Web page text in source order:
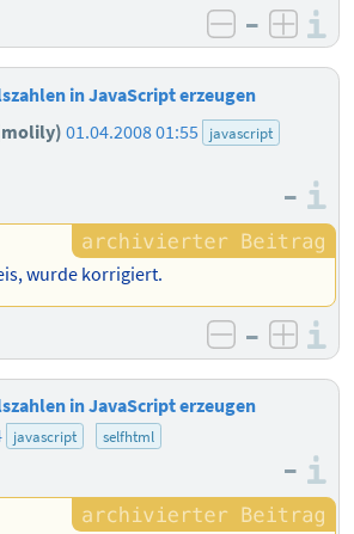
negativ
–
in JavaScript erzeugen
01.04.2008 01:55
javascript
–
wurde korrigiert.
negativ
–
in JavaScript erzeugen
javascript selfhtml
–